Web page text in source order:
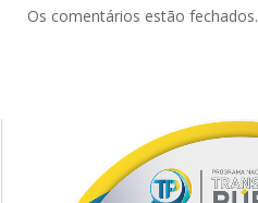
Os comentários estão fechados.